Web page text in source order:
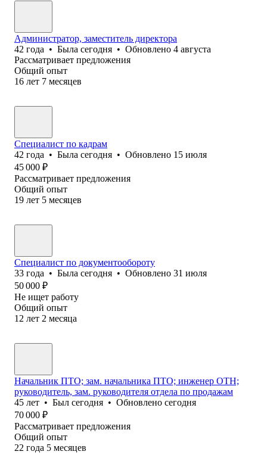
Администратор, заместитель директора
42 года • Была сегодня • Обновлено 4 августа
Рассматривает предложения
Общий опыт
16 лет 7 месяцев
Специалист по кадрам
42 года • Была сегодня • Обновлено 15 июля
45 000 ₽
Рассматривает предложения
Общий опыт
19 лет 5 месяцев
Специалист по документообороту
33 года • Была сегодня • Обновлено 31 июля
50 000 ₽
Не ищет работу
Общий опыт
12 лет 2 месяца
Начальник ПТО; зам. начальника ПТО; инженер ОТН;
руководитель, зам. руководителя отдела по продажам
45 лет • Был сегодня • Обновлено сегодня
70 000 ₽
Рассматривает предложения
Общий опыт
22 года 5 месяцев